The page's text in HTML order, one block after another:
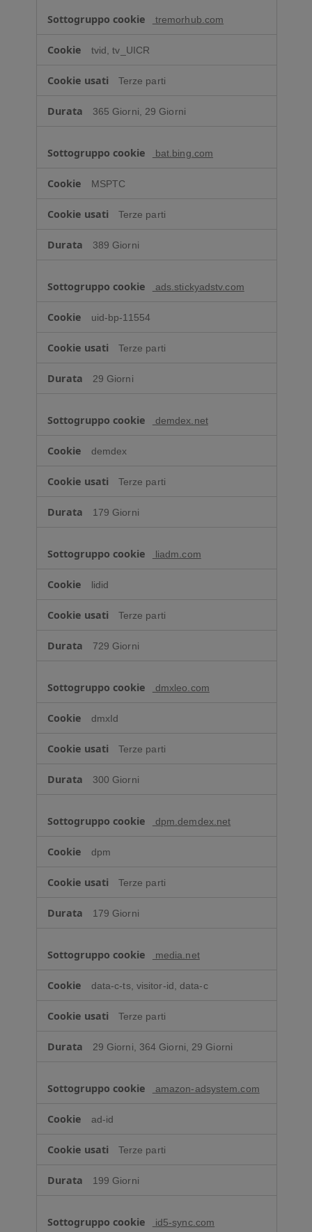
tremorhub.com
tvid, tv_UICR
Terze parti
365 Giorni, 29 Giorni
bat.bing.com
MSPTC
Terze parti
389 Giorni
ads.stickyadstv.com
uid-bp-11554
Terze parti
29 Giorni
demdex.net
demdex
Terze parti
179 Giorni
liadm.com
lidid
Terze parti
729 Giorni
dmxleo.com
dmxId
Terze parti
300 Giorni
dpm.demdex.net
dpm
Terze parti
179 Giorni
media.net
data-c-ts, visitor-id, data-c
Terze parti
29 Giorni, 364 Giorni, 29 Giorni
amazon-adsystem.com
ad-id
Terze parti
199 Giorni
id5-sync.com